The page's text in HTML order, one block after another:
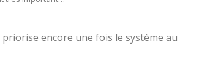
encore une fois le système au